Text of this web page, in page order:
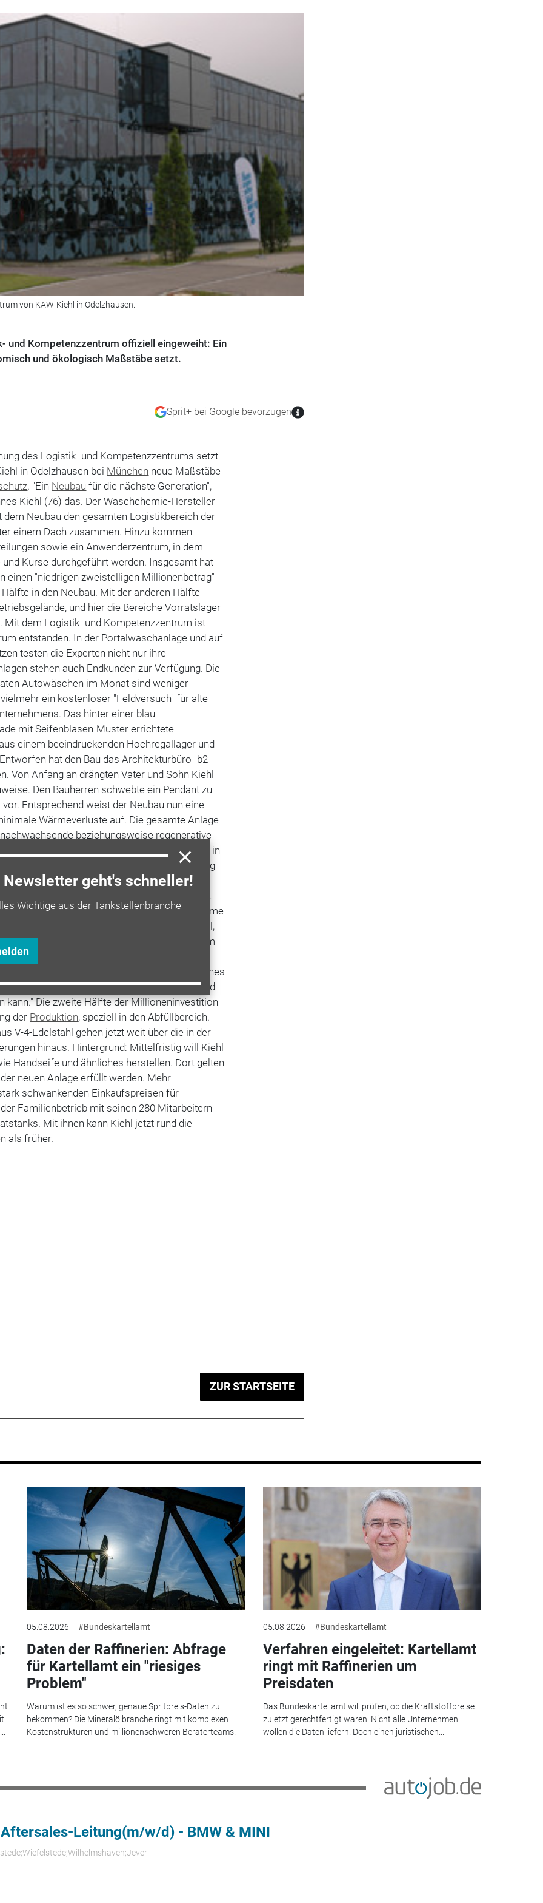
von KAW-Kiehl in Odelzhausen.
und Kompetenzzentrum offiziell eingeweiht: Ein
und ökologisch Maßstäbe setzt.
Sprit+ bei Google bevorzugen
Newsletter geht's schneller!
Wichtige aus der Tankstellenbranche
des Logistik- und Kompetenzzentrums setzt
in Odelzhausen bei München neue Maßstäbe
. "Ein Neubau für die nächste Generation",
Kiehl (76) das. Der Waschchemie-Hersteller
Neubau den gesamten Logistikbereich der
einem Dach zusammen. Hinzu kommen
sowie ein Anwenderzentrum, in dem
Kurse durchgeführt werden. Insgesamt hat
einen "niedrigen zweistelligen Millionenbetrag"
in den Neubau. Mit der anderen Hälfte
und hier die Bereiche Vorratslager
Mit dem Logistik- und Kompetenzzentrum ist
entstanden. In der Portalwaschanlage und auf
testen die Experten nicht nur ihre
stehen auch Endkunden zur Verfügung. Die
Autowäschen im Monat sind weniger
ein kostenloser "Feldversuch" für alte
Das hinter einer blau
mit Seifenblasen-Muster errichtete
einem beeindruckenden Hochregallager und
hat den Bau das Architekturbüro "b2
Von Anfang an drängten Vater und Sohn Kiehl
Den Bauherren schwebte ein Pendant zu
Entsprechend weist der Neubau nun eine
Wärmeverluste auf. Die gesamte Anlage
beziehungsweise regenerative
Zwei Wärmepumpen mit 19 Erdwärmesonden in
der Anlage. Dazu kommt eine Heizung
Die Wärmeübertragung erfolgt im
(Klimadecke), die im Winter heizt
wird keine Klimaanlage benötigt; die Räume
temperiert. "
oder Gas ist zu wertvoll,
sollte", erklärt Senior Johannes Kiehl. Mit dem
seinem Sohn Johannes Peter Kiehl forciert
auch vorbildhaft sein. Johannes
müssen zeigen, dass man wirtschaftlich und
kann." Die zweite Hälfte der Millioneninvestition
der Produktion, speziell in den Abfüllbereich.
V-4-Edelstahl gehen jetzt weit über die in der
hinaus. Hintergrund: Mittelfristig will Kiehl
Handseife und ähnliches herstellen. Dort gelten
neuen Anlage erfüllt werden. Mehr
schwankenden Einkaufspreisen für
Familienbetrieb mit seinen 280 Mitarbeitern
Mit ihnen kann Kiehl jetzt rund die
als früher.
ZUR STARTSEITE
05.08.2026 #Bundeskartellamt
Daten der Raffinerien: Abfrage
für Kartellamt ein "riesiges
Problem"
Warum ist es so schwer, genaue Spritpreis-Daten zu
bekommen? Die Mineralölbranche ringt mit komplexen
Kostenstrukturen und millionenschweren Beraterteams.
05.08.2026 #Bundeskartellamt
Verfahren eingeleitet: Kartellamt
ringt mit Raffinerien um
Preisdaten
Das Bundeskartellamt will prüfen, ob die Kraftstoffpreise
zuletzt gerechtfertigt waren. Nicht alle Unternehmen
wollen die Daten liefern. Doch einen juristischen...
Leitung(m/w/d) - BMW & MINI